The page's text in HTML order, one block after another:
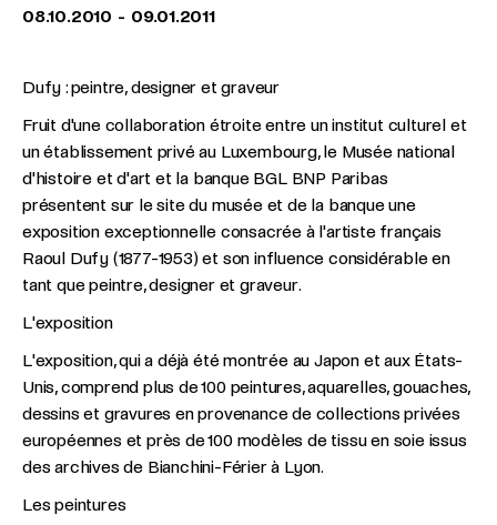
08.10.2010 - 09.01.2011
Dufy : peintre, designer et graveur
Fruit d'une collaboration étroite entre un institut culturel et
un établissement privé au Luxembourg, le Musée national
d'histoire et d'art et la banque BGL BNP Paribas
présentent sur le site du musée et de la banque une
exposition exceptionnelle consacrée à l'artiste français
Raoul Dufy (1877-1953) et son influence considérable en
tant que peintre, designer et graveur.
L'exposition
L'exposition, qui a déjà été montrée au Japon et aux États-
Unis, comprend plus de 100 peintures, aquarelles, gouaches,
dessins et gravures en provenance de collections privées
européennes et près de 100 modèles de tissu en soie issus
des archives de Bianchini-Férier à Lyon.
Les peintures